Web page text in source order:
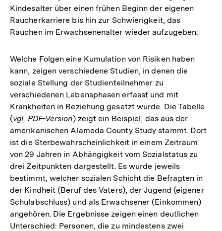
Kindesalter über einen frühen Beginn der eigenen
Raucherkarriere bis hin zur Schwierigkeit, das
Rauchen im Erwachsenenalter wieder aufzugeben.
Welche Folgen eine Kumulation von Risiken haben
kann, zeigen verschiedene Studien, in denen die
soziale Stellung der Studienteilnehmer zu
verschiedenen Lebensphasen erfasst und mit
Krankheiten in Beziehung gesetzt wurde. Die Tabelle
(vgl. PDF-Version) zeigt ein Beispiel, das aus der
amerikanischen Alameda County Study stammt. Dort
ist die Sterbewahrscheinlichkeit in einem Zeitraum
von 29 Jahren in Abhängigkeit vom Sozialstatus zu
drei Zeitpunkten dargestellt. Es wurde jeweils
bestimmt, welcher sozialen Schicht die Befragten in
der Kindheit (Beruf des Vaters), der Jugend (eigener
Schulabschluss) und als Erwachsener (Einkommen)
angehören. Die Ergebnisse zeigen einen deutlichen
Unterschied: Personen, die zu mindestens zwei